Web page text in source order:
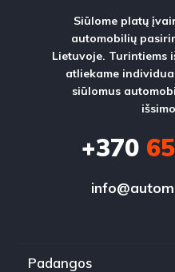
Siūlome platų
automobilių
Lietuvoje. Turintiems
atliekame
siūlomus
+370
Padangos